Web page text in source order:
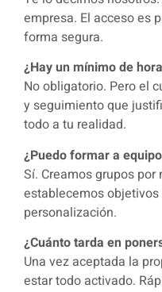
empresa. El acceso es
forma segura.
¿Hay un mínimo de
No obligatorio. Pero el
y seguimiento que
todo a tu realidad.
¿Puedo formar a
Sí. Creamos grupos
establecemos
personalización.
¿Cuánto tarda en
Una vez aceptada la
estar todo activado.